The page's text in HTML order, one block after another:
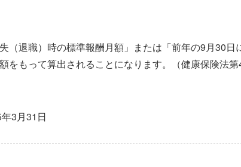
（退職）時の標準報酬月額」または「前年の9月30
をもって算出されることになります。（健康保険法第
3月31日